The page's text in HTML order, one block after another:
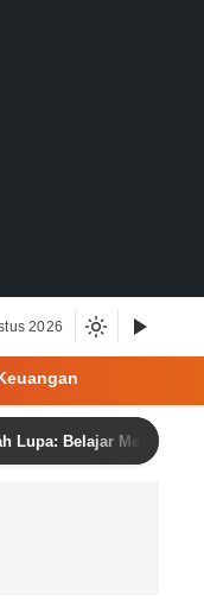
2026
Menjadi Manusia